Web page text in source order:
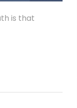
is that